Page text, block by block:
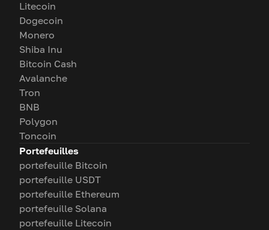
Litecoin
Dogecoin
Monero
Shiba Inu
Bitcoin Cash
Avalanche
Tron
BNB
Polygon
Toncoin
Portefeuilles
portefeuille Bitcoin
portefeuille USDT
portefeuille Ethereum
portefeuille Solana
portefeuille Litecoin